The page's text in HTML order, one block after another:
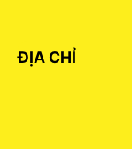
ĐỊA CHỈ